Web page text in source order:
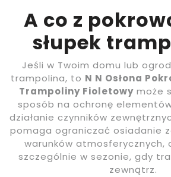
A co z
słupek
Jeśli w Twoim domu lub
trampolina, to N N Osłona
Trampoliny Fioletowy może
sposób na ochronę
działanie czynników
pomaga ograniczać osiadanie
warunków
szczególnie w sezonie, gdy
zewnątrz.